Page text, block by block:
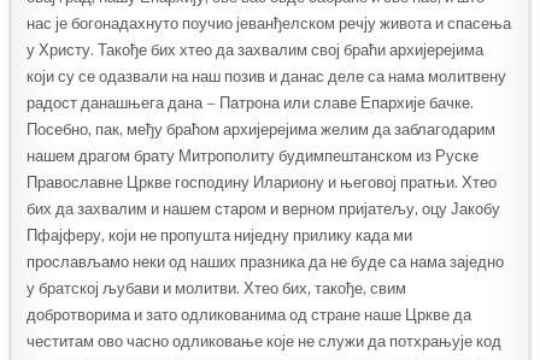
нас је богонадахнуто поучио јеванђелском речју живота и спасења
у Христу. Такође бих хтео да захвалим свој браћи архијерејима
који су се одазвали на наш позив и данас деле са нама молитвену
радост данашњега дана – Патрона или славе Епархије бачке.
Посебно, пак, међу браћом архијерејима желим да заблагодарим
нашем драгом брату Митрополиту будимпештанском из Руске
Православне Цркве господину Илариону и његовој пратњи. Хтео
бих да захвалим и нашем старом и верном пријатељу, оцу Јакобу
Пфајферу, који не пропушта ниједну прилику када ми
прослављамо неки од наших празника да не буде са нама заједно
у братској љубави и молитви. Хтео бих, такође, свим
добротворима и зато одликованима од стране наше Цркве да
честитам ово часно одликовање које не служи да потхрањује код